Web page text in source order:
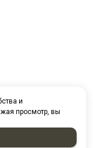
и
просмотр, вы